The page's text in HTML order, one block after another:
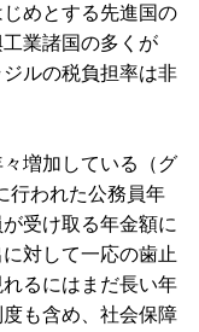
めとする先進国の
業諸国の多くが
ルの税負担率は非
増加している（グ
行われた公務員年
受け取る年金額に
対して一応の歯止
るにはまだ長い年
も含め、社会保障